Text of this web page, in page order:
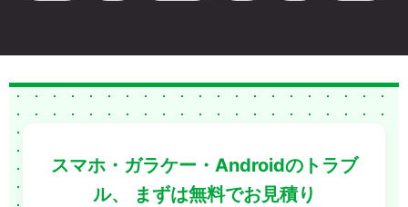
スマホ・ガラケー・Androidのトラブ
ル、
まずは無料でお見積り